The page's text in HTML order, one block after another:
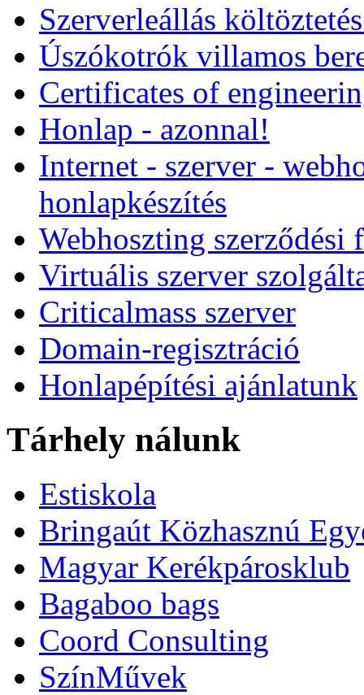
Szerverleállás
Úszókotrók villamos
Certificates of
Honlap - azonnal!
Internet - szerver -
honlapkészítés
Webhoszting szerződési
Virtuális szerver
Criticalmass szerver
Domain-regisztráció
Honlapépítési ajánlatunk
Tárhely nálunk
Estiskola
Bringaút Közhasznú
Magyar Kerékpárosklub
Bagaboo bags
Coord Consulting
SzínMűvek